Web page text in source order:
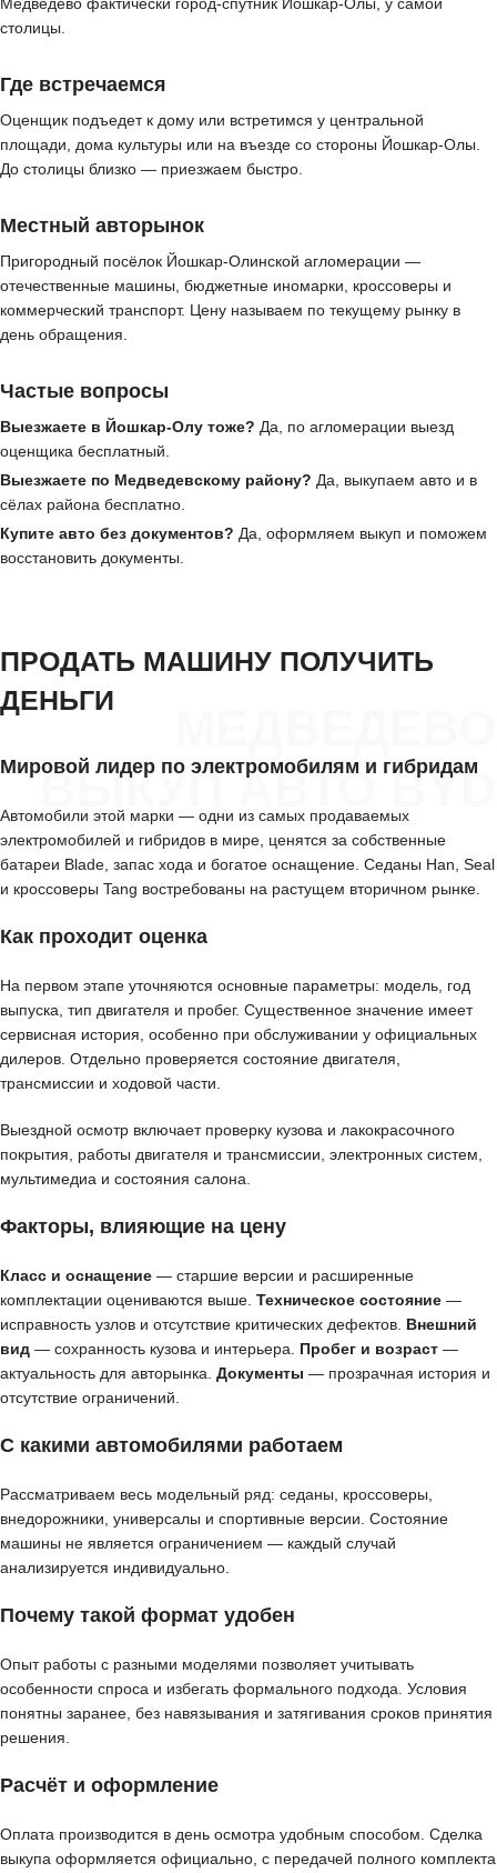
столицы.
Где встречаемся
Оценщик подъедет к дому или встретимся у центральной
площади, дома культуры или на въезде со стороны Йошкар-Олы.
До столицы близко — приезжаем быстро.
Местный авторынок
Пригородный посёлок Йошкар-Олинской агломерации —
отечественные машины, бюджетные иномарки, кроссоверы и
коммерческий транспорт. Цену называем по текущему рынку в
день обращения.
Частые вопросы
Выезжаете в Йошкар-Олу тоже? Да, по агломерации выезд
оценщика бесплатный.
Выезжаете по Медведевскому району? Да, выкупаем авто и в
сёлах района бесплатно.
Купите авто без документов? Да, оформляем выкуп и поможем
восстановить документы.
ВЫКУП АВТО BYD
ПРОДАТЬ МАШИНУ ПОЛУЧИТЬ
ДЕНЬГИ
Мировой лидер по электромобилям и гибридам
Автомобили этой марки — одни из самых продаваемых
электромобилей и гибридов в мире, ценятся за собственные
батареи Blade, запас хода и богатое оснащение. Седаны Han, Seal
и кроссоверы Tang востребованы на растущем вторичном рынке.
Как проходит оценка
На первом этапе уточняются основные параметры: модель, год
выпуска, тип двигателя и пробег. Существенное значение имеет
сервисная история, особенно при обслуживании у официальных
дилеров. Отдельно проверяется состояние двигателя,
трансмиссии и ходовой части.
Выездной осмотр включает проверку кузова и лакокрасочного
покрытия, работы двигателя и трансмиссии, электронных систем,
мультимедиа и состояния салона.
Факторы, влияющие на цену
Класс и оснащение — старшие версии и расширенные
комплектации оцениваются выше. Техническое состояние —
исправность узлов и отсутствие критических дефектов. Внешний
вид — сохранность кузова и интерьера. Пробег и возраст —
актуальность для авторынка. Документы — прозрачная история и
отсутствие ограничений.
С какими автомобилями работаем
Рассматриваем весь модельный ряд: седаны, кроссоверы,
внедорожники, универсалы и спортивные версии. Состояние
машины не является ограничением — каждый случай
анализируется индивидуально.
Почему такой формат удобен
Опыт работы с разными моделями позволяет учитывать
особенности спроса и избегать формального подхода. Условия
понятны заранее, без навязывания и затягивания сроков принятия
решения.
Расчёт и оформление
Оплата производится в день осмотра удобным способом. Сделка
выкупа оформляется официально, с передачей полного комплекта